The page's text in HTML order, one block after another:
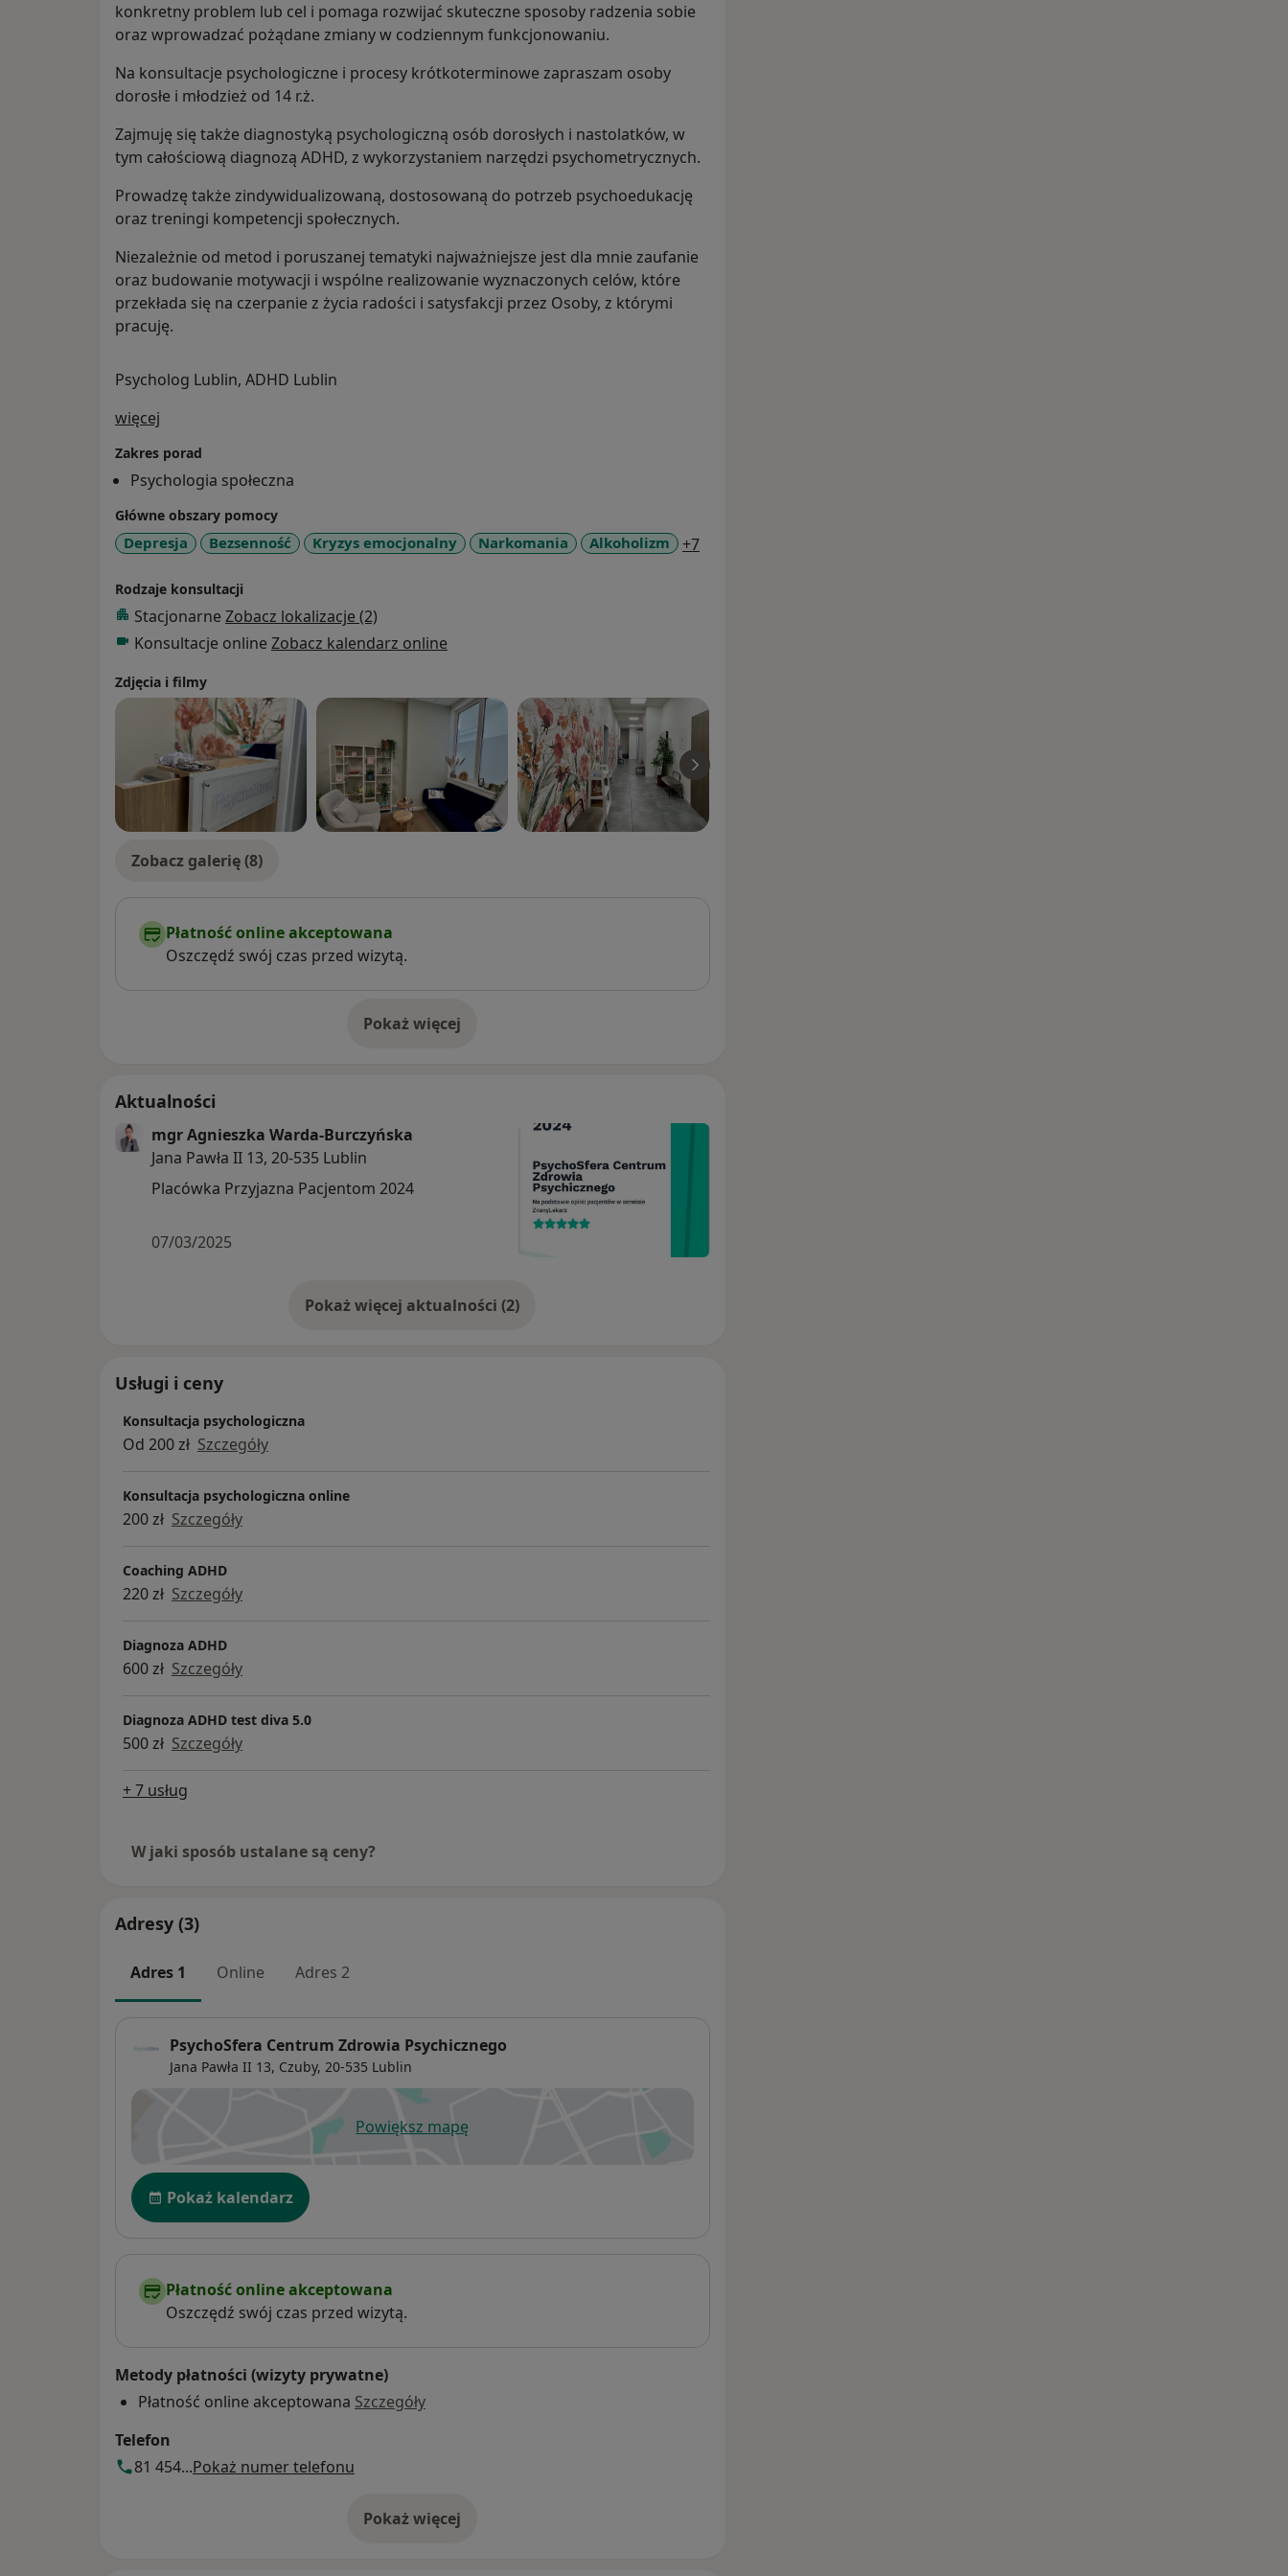
konkretny problem lub cel i pomaga rozwijać skuteczne sposoby radzenia sobie
oraz wprowadzać pożądane zmiany w codziennym funkcjonowaniu.
Na konsultacje psychologiczne i procesy krótkoterminowe zapraszam osoby
dorosłe i młodzież od 14 r.ż.
Zajmuję się także diagnostyką psychologiczną osób dorosłych i nastolatków, w
tym całościową diagnozą ADHD, z wykorzystaniem narzędzi psychometrycznych.
Prowadzę także zindywidualizowaną, dostosowaną do potrzeb psychoedukację
oraz treningi kompetencji społecznych.
Niezależnie od metod i poruszanej tematyki najważniejsze jest dla mnie zaufanie
oraz budowanie motywacji i wspólne realizowanie wyznaczonych celów, które
przekłada się na czerpanie z życia radości i satysfakcji przez Osoby, z którymi
pracuję.
Psycholog Lublin, ADHD Lublin
więcej
Zakres porad
Psychologia społeczna
Główne obszary pomocy
Depresja Bezsenność Kryzys emocjonalny Narkomania Alkoholizm +7a11y_sr_more_diseases
Rodzaje konsultacji
Stacjonarne Zobacz lokalizacje (2)
Konsultacje online Zobacz kalendarz online
Zdjęcia i filmy
Zobacz galerię (8)
Płatność online akceptowana
Oszczędź swój czas przed wizytą.
Pokaż więcejo doświadczeniu
Aktualności
mgr Agnieszka Warda-Burczyńska
Jana Pawła II 13, 20-535 Lublin
Placówka Przyjazna Pacjentom 2024
07/03/2025
Pokaż więcej aktualności (2)
Usługi i ceny
Konsultacja psychologiczna
Od 200 zł Szczegóły
Konsultacja psychologiczna online
200 zł Szczegóły
Coaching ADHD
220 zł Szczegóły
Diagnoza ADHD
600 zł Szczegóły
Diagnoza ADHD test diva 5.0
500 zł Szczegóły
+ 7 usług
W jaki sposób ustalane są ceny?
Adresy (3)
Adres 1 Online Adres 2
PsychoSfera Centrum Zdrowia Psychicznego
Jana Pawła II 13, Czuby, 20-535 Lublin
Powiększ mapęotwiera się w nowej karcie
Dostępność
Pokaż kalendarz
Płatność online akceptowana
Oszczędź swój czas przed wizytą.
Metody płatności (wizyty prywatne)
Płatność online akceptowana Szczegóły
Telefon
81 454...Pokaż numer telefonu
Pokaż więcej
o adresie